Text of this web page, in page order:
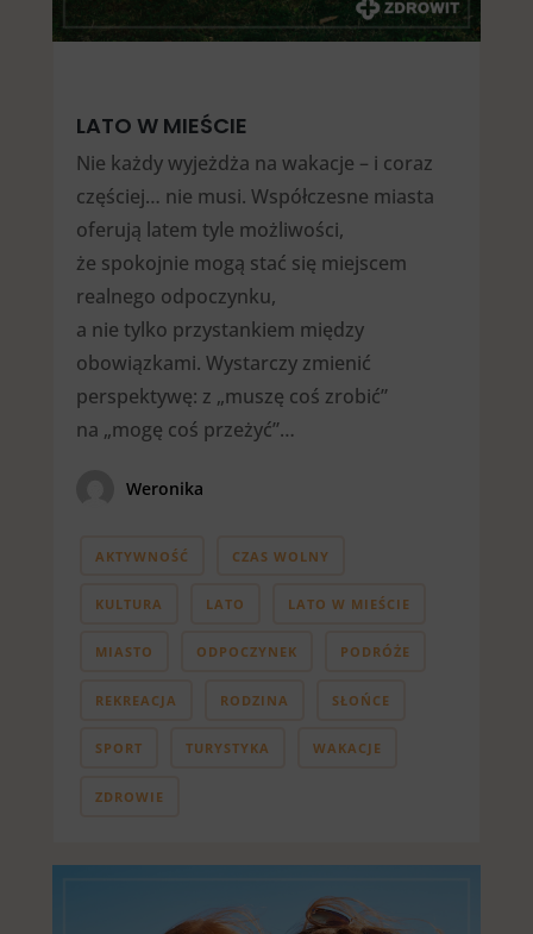
LATO W MIEŚCIE
Nie każdy wyjeżdża na wakacje – i coraz
częściej… nie musi. Współczesne miasta
oferują latem tyle możliwości,
że spokojnie mogą stać się miejscem
realnego odpoczynku,
a nie tylko przystankiem między
obowiązkami. Wystarczy zmienić
perspektywę: z „muszę coś zrobić”
na „mogę coś przeżyć”…
Weronika
AKTYWNOŚĆ CZAS WOLNY
KULTURA LATO LATO W MIEŚCIE
MIASTO ODPOCZYNEK PODRÓŻE
REKREACJA RODZINA SŁOŃCE
SPORT TURYSTYKA WAKACJE
ZDROWIE